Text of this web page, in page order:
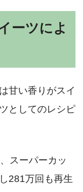
ーツによ
甘い香りがスイ
としてのレシピ
スーパーカッ
281万回も再生